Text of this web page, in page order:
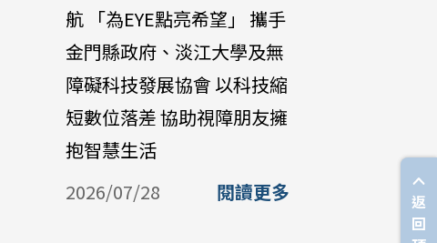
航 「為EYE點亮希望」 攜手
金門縣政府、淡江大學及無
障礙科技發展協會 以科技縮
短數位落差 協助視障朋友擁
抱智慧生活
2026/07/28
閱讀更多
返
回